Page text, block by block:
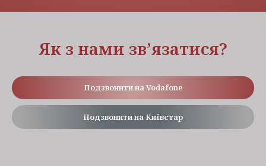
Як з нами зв’язатися?
Подзвонити на Vodafone
Подзвонити на Київстар